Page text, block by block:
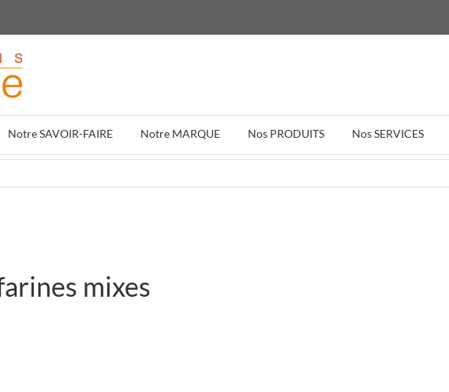
Notre SAVOIR-FAIRE Notre MARQUE Nos PRODUITS Nos SERVICES
mixes